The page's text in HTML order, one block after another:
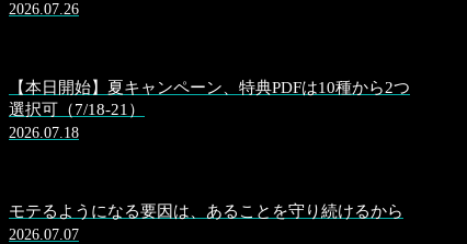
2026.07.26
【本日開始】夏キャンペーン、特典PDFは10種から2つ
選択可（7/18-21）
2026.07.18
モテるようになる要因は、あることを守り続けるから
2026.07.07